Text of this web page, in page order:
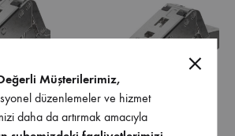
Müşterilerimiz,
düzenlemeler ve hizmet
daha da artırmak amacıyla